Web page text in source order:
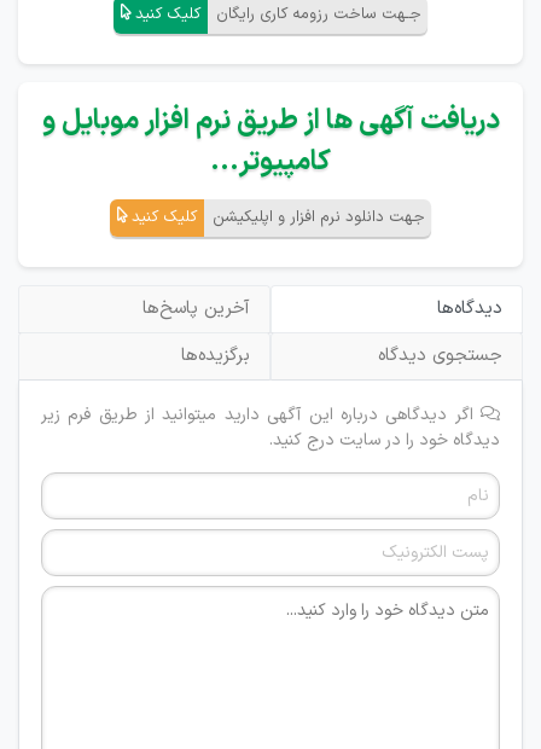
جـهت ساخت رزومه کاری رایگان کلیک کنید
دریافت آگهی ها از طریق نرم افزار موبایل و
کامپیوتر...
جهت دانلود نرم افزار و اپلیکیشن کلیک کنید
دیدگاه‌ها
آخرین پاسخ‌ها
جستجوی دیدگاه
برگزیده‌ها
اگر دیدگاهی درباره این آگهی دارید میتوانید از طریق فرم زیر
دیدگاه خود را در سایت درج کنید.